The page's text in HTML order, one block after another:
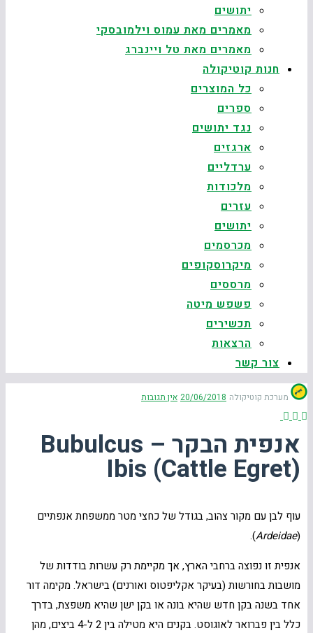
יתושים
מאמרים מאת עמוס וילמובסקי
מאמרים מאת טל ויינברג
חנות קוטיקולה
כל המוצרים
ספרים
נגד יתושים
ארגזים
ערדליים
מלכודות
עזרים
יתושים
מכרסמים
מיקרוסקופים
מרססים
פשפש מיטה
תכשירים
הרצאות
צור קשר
מערכת קוטיקולה 20/06/2018 אין תגובות
אנפית הבקר – Bubulcus
Ibis (cattle Egret)
עוף לבן עם מקור צהוב, בגודל של כחצי מטר ממשפחת אנפתיים
(
Ardeidae
).
אנפית זו נפוצה ברחבי הארץ, אך מקיימת רק עשרות בודדות של
מושבות בחורשות (בעיקר אקליפטוס ואורנים) בישראל. מקימה דור
אחד בשנה בקן חדש שהיא בונה או בקן ישן שהיא משפצת, בדרך
כלל בין פברואר לאוגוסט. בקנים היא מטילה בין 2 ל-4 ביצים, מהן